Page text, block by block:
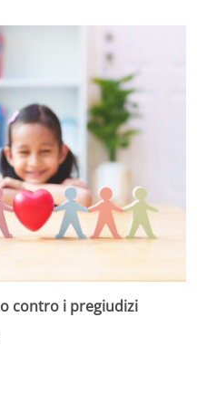
contro i pregiudizi